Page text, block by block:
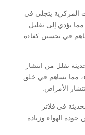
المركزية يتجلى في
يؤدي إلى تقليل
في تحسين كفاءة
تقلل من انتشار
مما يساهم في خلق
الأمراض.
في فلاتر
الهواء وزيادة